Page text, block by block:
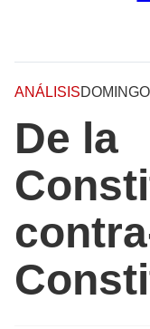
ANÁLISIS
De la